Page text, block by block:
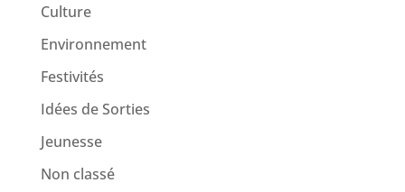
Culture
Environnement
Festivités
Idées de Sorties
Jeunesse
Non classé